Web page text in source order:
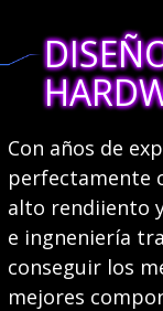
Con años de
perfectamente
alto rendiiento
e ingneniería
conseguir los
mejores